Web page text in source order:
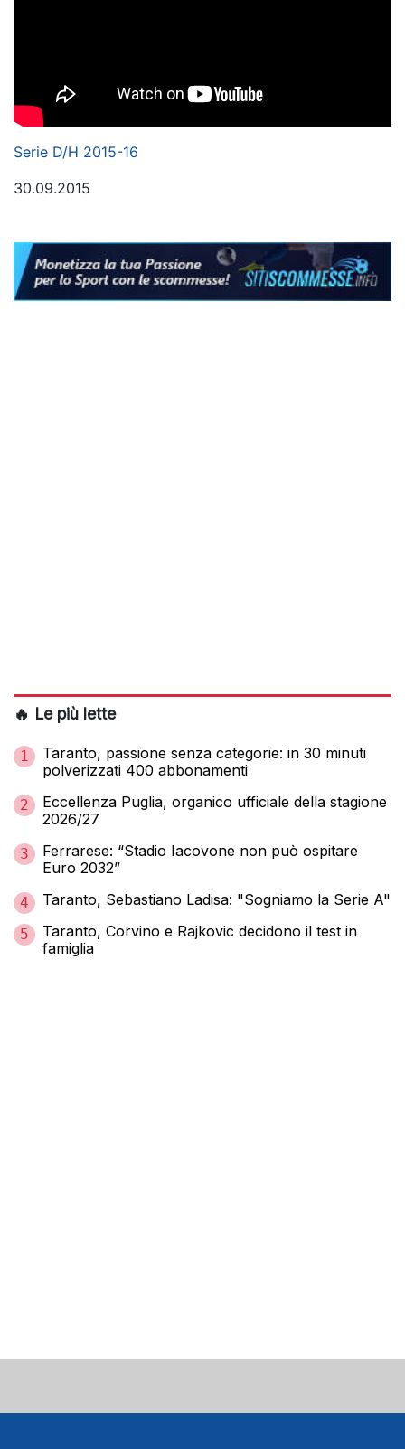
Serie D/H 2015-16
30.09.2015
🔥 Le più lette
1
Taranto, passione senza categorie: in 30 minuti
polverizzati 400 abbonamenti
2
Eccellenza Puglia, organico ufficiale della stagione
2026/27
3
Ferrarese: “Stadio Iacovone non può ospitare
Euro 2032”
4 Taranto, Sebastiano Ladisa: "Sogniamo la Serie A"
5
Taranto, Corvino e Rajkovic decidono il test in
famiglia